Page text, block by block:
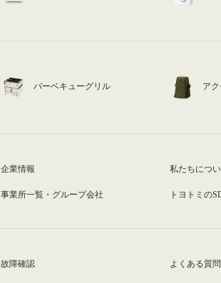
バーベキューグリル ア
企業情報 私たちにつ
事業所一覧・グループ会社 トヨトミの
故障確認 よくある質問